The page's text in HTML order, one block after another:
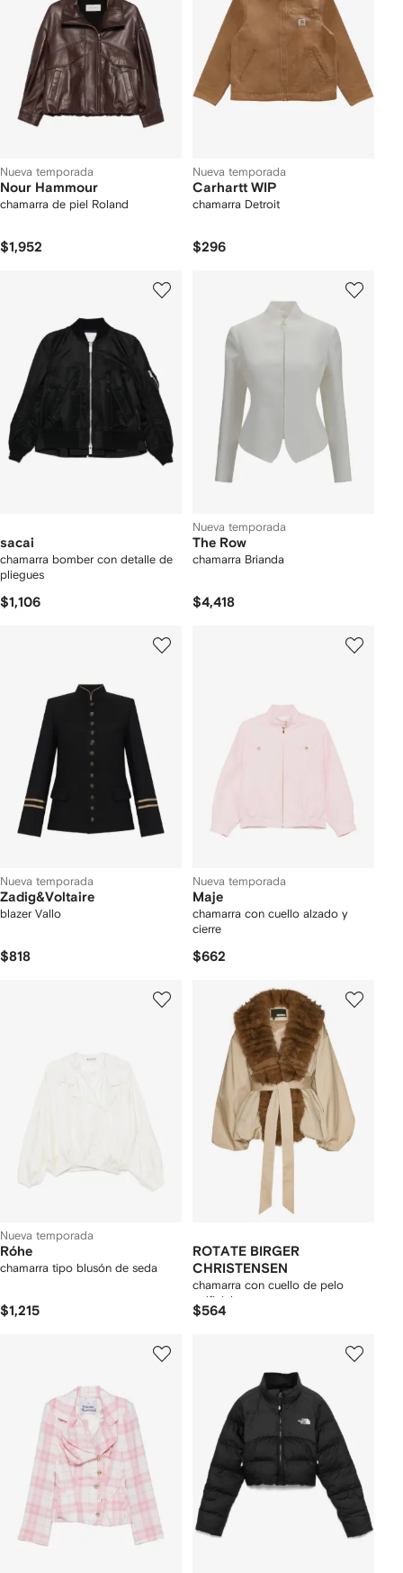
Nueva temporada
Nour Hammour
chamarra de piel Roland
$1,952
Nueva temporada
Carhartt WIP
chamarra Detroit
$296
sacai
chamarra bomber con detalle de
pliegues
$1,106
Nueva temporada
The Row
chamarra Brianda
$4,418
Nueva temporada
Zadig&Voltaire
blazer Vallo
$818
Nueva temporada
Maje
chamarra con cuello alzado y
cierre
$662
Nueva temporada
Róhe
chamarra tipo blusón de seda
$1,215
ROTATE BIRGER
CHRISTENSEN
chamarra con cuello de pelo
artificial
$564